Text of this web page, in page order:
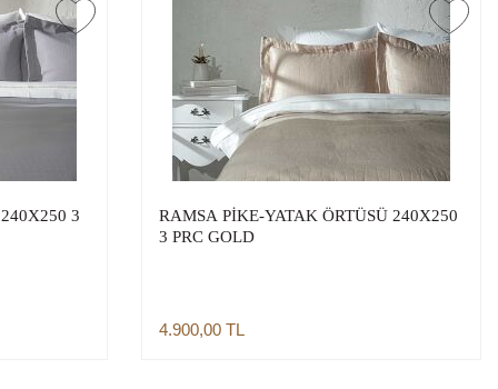
3
RAMSA PİKE-YATAK ÖRTÜSÜ 240X250
3 PRC GOLD
4.900,00 TL